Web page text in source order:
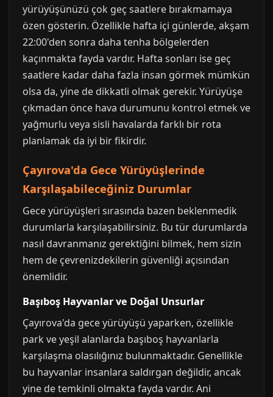
yürüyüşünüzü çok geç saatlere bırakmamaya
özen gösterin. Özellikle hafta içi günlerde, akşam
22:00'den sonra daha tenha bölgelerden
kaçınmakta fayda vardır. Hafta sonları ise geç
saatlere kadar daha fazla insan görmek mümkün
olsa da, yine de dikkatli olmak gerekir. Yürüyüşe
çıkmadan önce hava durumunu kontrol etmek ve
yağmurlu veya sisli havalarda farklı bir rota
planlamak da iyi bir fikirdir.
Çayırova'da Gece Yürüyüşlerinde
Karşılaşabileceğiniz Durumlar
Gece yürüyüşleri sırasında bazen beklenmedik
durumlarla karşılaşabilirsiniz. Bu tür durumlarda
nasıl davranmanız gerektiğini bilmek, hem sizin
hem de çevrenizdekilerin güvenliği açısından
önemlidir.
Başıboş Hayvanlar ve Doğal Unsurlar
Çayırova'da gece yürüyüşü yaparken, özellikle
park ve yeşil alanlarda başıboş hayvanlarla
karşılaşma olasılığınız bulunmaktadır. Genellikle
bu hayvanlar insanlara saldırgan değildir, ancak
yine de temkinli olmakta fayda vardır. Ani